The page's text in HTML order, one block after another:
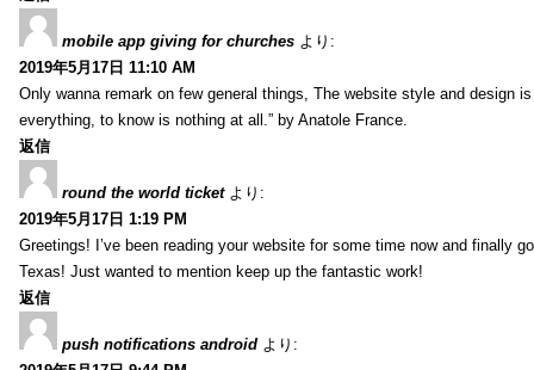
mobile app giving for churches より:
2019年5月17日 11:10 AM
Only wanna remark on few general things, The website style and design
everything, to know is nothing at all.” by Anatole France.
返信
round the world ticket より:
2019年5月17日 1:19 PM
Greetings! I’ve been reading your website for some time now and finally
Texas! Just wanted to mention keep up the fantastic work!
返信
push notifications android より: